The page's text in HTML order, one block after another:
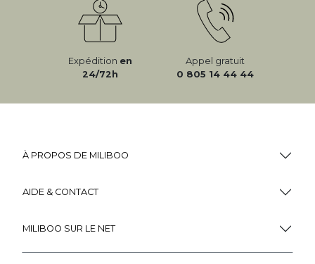
Expédition en
24/72h
Appel gratuit
0 805 14 44 44
À PROPOS DE MILIBOO
AIDE & CONTACT
MILIBOO SUR LE NET